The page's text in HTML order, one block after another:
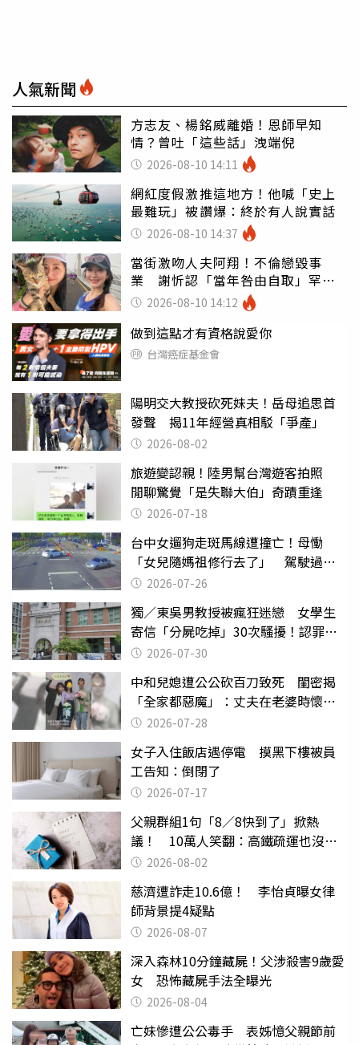
人氣新聞
方志友、楊銘威離婚！恩師早知
情？曾吐「這些話」洩端倪
2026-08-10 14:11
網紅度假激推這地方！他喊「史上
最難玩」被讚爆：終於有人說實話
2026-08-10 14:37
當街激吻人夫阿翔！不倫戀毀事
業 謝忻認「當年咎由自取」罕吐
心聲2026-08-10 14:12
做到這點才有資格說愛你
台灣癌症基金會
陽明交大教授砍死妹夫！岳母追思首
發聲 揭11年經營真相駁「爭產」
2026-08-02
旅遊變認親！陸男幫台灣遊客拍照
閒聊驚覺「是失聯大伯」奇蹟重逢
2026-07-18
台中女遛狗走斑馬線遭撞亡！母慟
「女兒隨媽祖修行去了」 駕駛過失
致死判9月
2026-07-26
獨／東吳男教授被瘋狂迷戀 女學生
寄信「分屍吃掉」30次騷擾！認罪免
關 2026-07-30
中和兒媳遭公公砍百刀致死 閨密揭
「全家都惡魔」：丈夫在老婆時懷孕
摔東西
2026-07-28
女子入住飯店遇停電 摸黑下樓被員
工告知：倒閉了
2026-07-17
父親群組1句「8／8快到了」掀熱
議！ 10萬人笑翻：高鐵疏運也沒列
父親節
2026-08-02
慈濟遭詐走10.6億！ 李怡貞曝女律
師背景提4疑點
2026-08-07
深入森林10分鐘藏屍！父涉殺害9歲愛
女 恐怖藏屍手法全曝光
2026-08-04
亡妹慘遭公公毒手 表姊憶父親節前